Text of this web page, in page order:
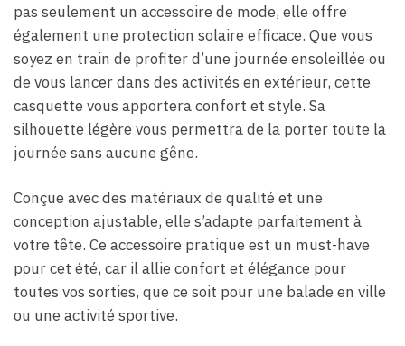
pas seulement un accessoire de mode, elle offre
également une protection solaire efficace. Que vous
soyez en train de profiter d’une journée ensoleillée ou
de vous lancer dans des activités en extérieur, cette
casquette vous apportera confort et style. Sa
silhouette légère vous permettra de la porter toute la
journée sans aucune gêne.
Conçue avec des matériaux de qualité et une
conception ajustable, elle s’adapte parfaitement à
votre tête. Ce accessoire pratique est un must-have
pour cet été, car il allie confort et élégance pour
toutes vos sorties, que ce soit pour une balade en ville
ou une activité sportive.